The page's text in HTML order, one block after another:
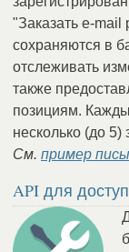
"Заказать e-mail
сохраняются в
отслеживать
также
позициям.
несколько (до
См. пример
API для